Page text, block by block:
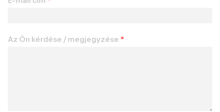
Az Ön kérdése / megjegyzése *